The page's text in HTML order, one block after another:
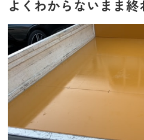
よくわからないまま終